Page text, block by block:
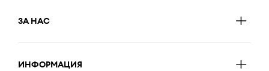
ЗА НАС
ИНФОРМАЦИЯ